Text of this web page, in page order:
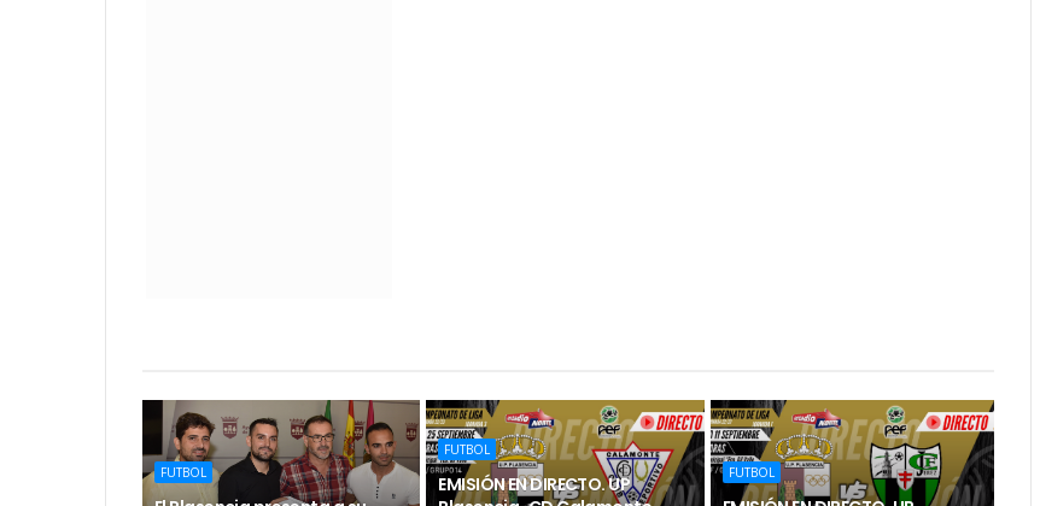
FUTBOL
FUTBOL
EMISIÓN EN DIRECTO. UP
FUTBOL